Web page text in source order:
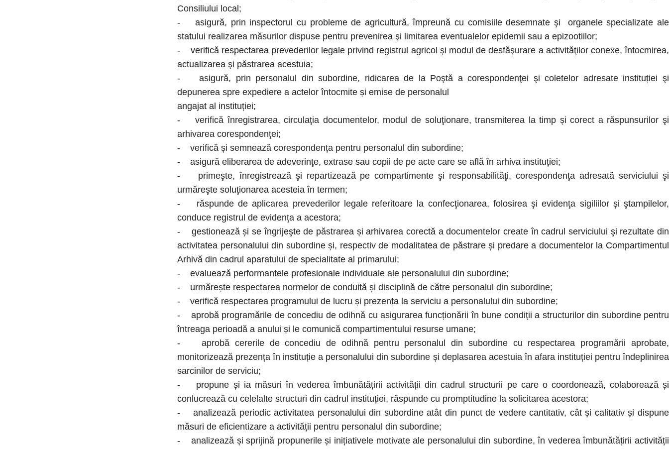
Consiliului local;
- asigură, prin inspectorul cu probleme de agricultură, împreună cu comisiile desemnate şi organele specializate ale
statului realizarea măsurilor dispuse pentru prevenirea şi limitarea eventualelor epidemii sau a epizootiilor;
- verifică respectarea prevederilor legale privind registrul agricol şi modul de desfăşurare a activităţilor conexe, întocmirea,
actualizarea şi păstrarea acestuia;
- asigură, prin personalul din subordine, ridicarea de la Poştă a corespondenţei şi coletelor adresate instituției şi
depunerea spre expediere a actelor întocmite și emise de personalul
angajat al instituției;
- verifică înregistrarea, circulaţia documentelor, modul de soluţionare, transmiterea la timp și corect a răspunsurilor şi
arhivarea corespondenţei;
- verifică și semnează corespondența pentru personalul din subordine;
- asigură eliberarea de adeverinţe, extrase sau copii de pe acte care se află în arhiva instituției;
- primeşte, înregistrează şi repartizează pe compartimente şi responsabilităţi, corespondenţa adresată serviciului şi
urmăreşte soluţionarea acesteia în termen;
- răspunde de aplicarea prevederilor legale referitoare la confecţionarea, folosirea şi evidenţa sigiliilor şi ştampilelor,
conduce registrul de evidenţa a acestora;
- gestionează și se îngrijeşte de păstrarea și arhivarea corectă a documentelor create în cadrul serviciului şi rezultate din
activitatea personalului din subordine și, respectiv de modalitatea de păstrare și predare a documentelor la Compartimentul
Arhivă din cadrul aparatului de specialitate al primarului;
- evaluează performanțele profesionale individuale ale personalului din subordine;
- urmărește respectarea normelor de conduită și disciplină de către personalul din subordine;
- verifică respectarea programului de lucru și prezența la serviciu a personalului din subordine;
- aprobă programările de concediu de odihnă cu asigurarea funcționării în bune condiții a structurilor din subordine pentru
întreaga perioadă a anului și le comunică compartimentului resurse umane;
- aprobă cererile de concediu de odihnă pentru personalul din subordine cu respectarea programării aprobate,
monitorizează prezența în instituție a personalului din subordine și deplasarea acestuia în afara instituției pentru îndeplinirea
sarcinilor de serviciu;
- propune și ia măsuri în vederea îmbunătățirii activității din cadrul structurii pe care o coordonează, colaborează și
conlucrează cu celelalte structuri din cadrul instituției, răspunde cu promptitudine la solicitarea acestora;
- analizează periodic activitatea personalului din subordine atât din punct de vedere cantitativ, cât și calitativ și dispune
măsuri de eficientizare a activității pentru personalul din subordine;
- analizează și sprijină propunerile și inițiativele motivate ale personalului din subordine, în vederea îmbunătățirii activității